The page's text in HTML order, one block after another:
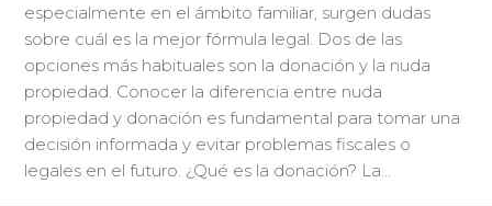
especialmente en el ámbito familiar, surgen dudas
sobre cuál es la mejor fórmula legal. Dos de las
opciones más habituales son la donación y la nuda
propiedad. Conocer la diferencia entre nuda
propiedad y donación es fundamental para tomar una
decisión informada y evitar problemas fiscales o
legales en el futuro. ¿Qué es la donación? La...